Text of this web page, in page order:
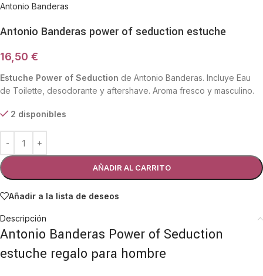
Antonio Banderas
Antonio Banderas power of seduction estuche
16,50 €
Estuche Power of Seduction de Antonio Banderas. Incluye Eau
de Toilette, desodorante y aftershave. Aroma fresco y masculino.
2 disponibles
AÑADIR AL CARRITO
Añadir a la lista de deseos
Descripción
Antonio Banderas Power of Seduction
estuche regalo para hombre